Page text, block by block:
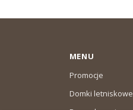
MENU
Promocje
Domki letniskowe